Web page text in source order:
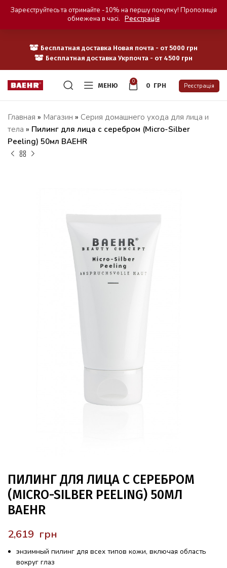
Бесплатная доставка Новая почта - от 5000 грн
Бесплатная доставка Укрпочта - от 4500 грн
МЕНЮ
0
0 ГРН Реєстрація
Главная » Магазин » Серия домашнего ухода для лица и
тела » Пилинг для лица с серебром (Micro-Silber
Peeling) 50мл BAEHR
ПИЛИНГ ДЛЯ ЛИЦА С СЕРЕБРОМ
(MICRO-SILBER PEELING) 50МЛ
BAEHR
грн
энзимный пилинг для всех типов кожи, включая область
вокруг глаз
Зареєструйтесь та отримайте -10% на першу покупку! Пропозиція
обмежена в часі. Реєстрація